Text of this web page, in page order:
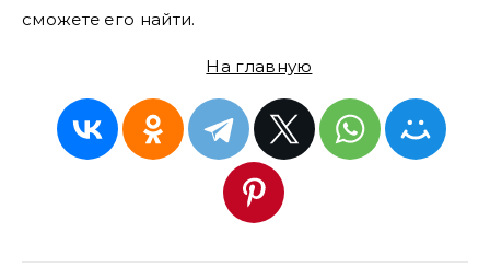
сможете его найти.
На главную